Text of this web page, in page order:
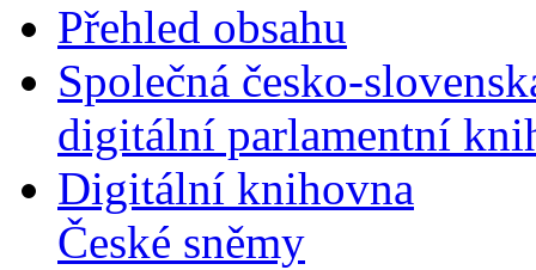
Přehled obsahu
Společná česko-
digitální parlamentní
Digitální knihovna
České sněmy